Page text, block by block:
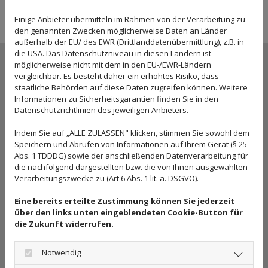
Tage gültig.
SO VEREINBAREN SIE EINEN TERMIN
Einen Termin vereinbaren Sie am besten
telefonisch. Teilen Sie mir dazu idealerweise
denen Sie die Therapie wahrnehmen könnten.
Alternativ nutzen Sie die Möglichkeit, über die
Kontaktanfrage eineonline Terminanfragezu
mit passenden Terminvorschlägen bei Ihnen
zurück.
Einige Anbieter übermitteln im Rahmen von der Verarbeitung zu
den genannten Zwecken möglicherweise Daten an Länder
außerhalb der EU/ des EWR (Drittlanddatenübermittlung), z.B. in
die USA. Das Datenschutzniveau in diesen Ländern ist
möglicherweise nicht mit dem in den EU-/EWR-Ländern
vergleichbar. Es besteht daher ein erhöhtes Risiko, dass
staatliche Behörden auf diese Daten zugreifen können. Weitere
Informationen zu Sicherheitsgarantien finden Sie in den
Datenschutzrichtlinien des jeweiligen Anbieters.
Indem Sie auf „ALLE ZULASSEN" klicken, stimmen Sie sowohl dem
Speichern und Abrufen von Informationen auf Ihrem Gerät (§ 25
Abs. 1 TDDDG) sowie der anschließenden Datenverarbeitung für
die nachfolgend dargestellten bzw. die von Ihnen ausgewählten
Verarbeitungszwecke zu (Art 6 Abs. 1 lit. a. DSGVO).
Eine bereits erteilte Zustimmung können Sie jederzeit
über den links unten eingeblendeten Cookie-Button für
die Zukunft widerrufen.
Notwendig